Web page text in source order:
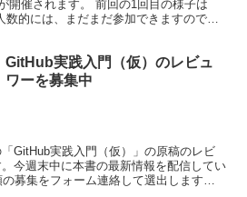
開催されます。 前回の1回目の様子は
数的には、まだまだ参加できますので、
GitHub実践入門（仮）のレビュ
ワーを募集中
GitHub実践入門（仮）」の原稿のレビ
今週末中に本書の最新情報を配信してい
募集をフォーム連絡して選出します。